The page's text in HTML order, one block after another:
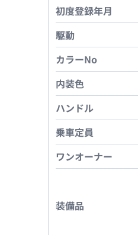
初度登録年月
駆動
カラーNo
内装色
ハンドル
乗車定員
ワンオーナー
装備品